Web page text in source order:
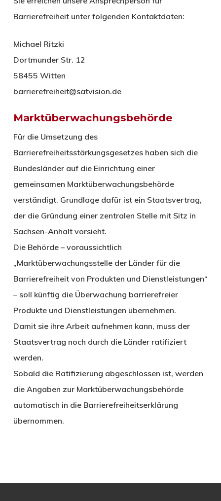
Barrierefreiheit unter folgenden Kontaktdaten:
Michael Ritzki
Dortmunder Str. 12
58455 Witten
barrierefreiheit@satvision.de
Marktüberwachungsbehörde
Für die Umsetzung des
Barrierefreiheitsstärkungsgesetzes haben sich die
Bundesländer auf die Einrichtung einer
gemeinsamen Marktüberwachungsbehörde
verständigt. Grundlage dafür ist ein Staatsvertrag,
der die Gründung einer zentralen Stelle mit Sitz in
Sachsen-Anhalt vorsieht.
Die Behörde – voraussichtlich
„Marktüberwachungsstelle der Länder für die
Barrierefreiheit von Produkten und Dienstleistungen“
– soll künftig die Überwachung barrierefreier
Produkte und Dienstleistungen übernehmen.
Damit sie ihre Arbeit aufnehmen kann, muss der
Staatsvertrag noch durch die Länder ratifiziert
werden.
Sobald die Ratifizierung abgeschlossen ist, werden
die Angaben zur Marktüberwachungsbehörde
automatisch in die Barrierefreiheitserklärung
übernommen.